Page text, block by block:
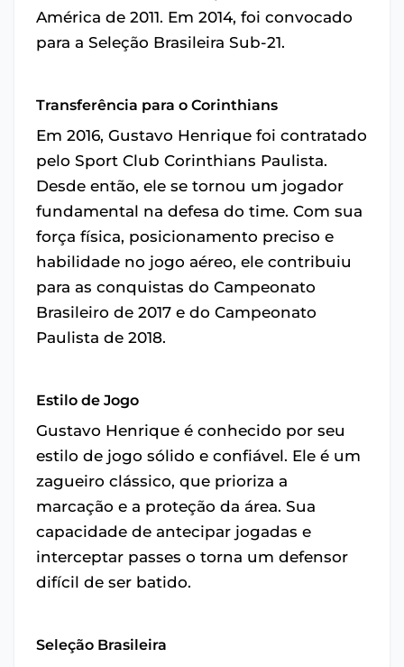
América de 2011. Em 2014, foi convocado
para a Seleção Brasileira Sub-21.
Transferência para o Corinthians
Em 2016, Gustavo Henrique foi contratado
pelo Sport Club Corinthians Paulista.
Desde então, ele se tornou um jogador
fundamental na defesa do time. Com sua
força física, posicionamento preciso e
habilidade no jogo aéreo, ele contribuiu
para as conquistas do Campeonato
Brasileiro de 2017 e do Campeonato
Paulista de 2018.
Estilo de Jogo
Gustavo Henrique é conhecido por seu
estilo de jogo sólido e confiável. Ele é um
zagueiro clássico, que prioriza a
marcação e a proteção da área. Sua
capacidade de antecipar jogadas e
interceptar passes o torna um defensor
difícil de ser batido.
Seleção Brasileira